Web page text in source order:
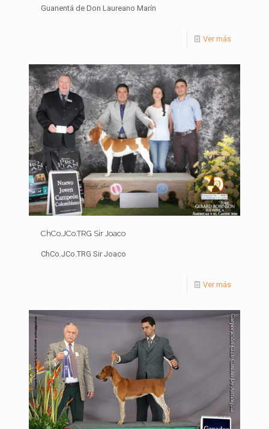
Guanentá de Don Laureano Marín
Ver más
ChCo.JCo.TRG Sir Joaco
ChCo.JCo.TRG Sir Joaco
Ver más